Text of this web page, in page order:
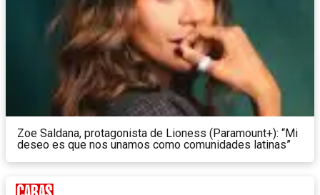
Zoe Saldana, protagonista de Lioness (Paramount+): “Mi
deseo es que nos unamos como comunidades latinas”